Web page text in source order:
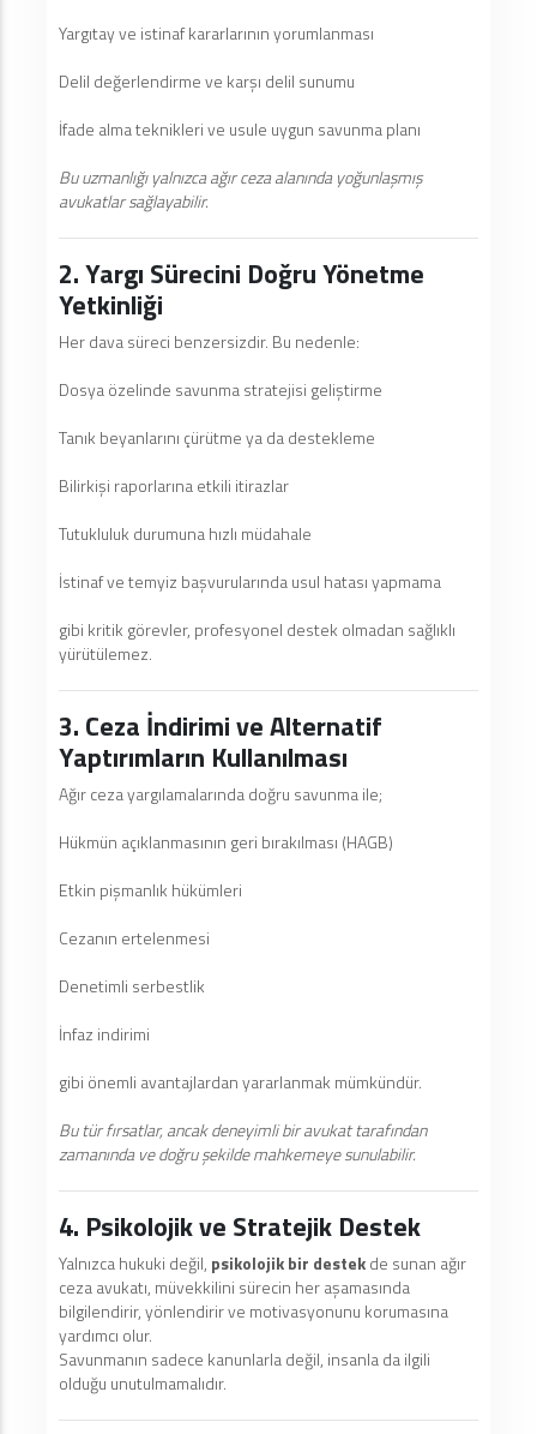
Yargıtay ve istinaf kararlarının yorumlanması
Delil değerlendirme ve karşı delil sunumu
İfade alma teknikleri ve usule uygun savunma planı
Bu uzmanlığı yalnızca ağır ceza alanında yoğunlaşmış
avukatlar sağlayabilir.
2. Yargı Sürecini Doğru Yönetme
Yetkinliği
Her dava süreci benzersizdir. Bu nedenle:
Dosya özelinde savunma stratejisi geliştirme
Tanık beyanlarını çürütme ya da destekleme
Bilirkişi raporlarına etkili itirazlar
Tutukluluk durumuna hızlı müdahale
İstinaf ve temyiz başvurularında usul hatası yapmama
gibi kritik görevler, profesyonel destek olmadan sağlıklı
yürütülemez.
3. Ceza İndirimi ve Alternatif
Yaptırımların Kullanılması
Ağır ceza yargılamalarında doğru savunma ile;
Hükmün açıklanmasının geri bırakılması (HAGB)
Etkin pişmanlık hükümleri
Cezanın ertelenmesi
Denetimli serbestlik
İnfaz indirimi
gibi önemli avantajlardan yararlanmak mümkündür.
Bu tür fırsatlar, ancak deneyimli bir avukat tarafından
zamanında ve doğru şekilde mahkemeye sunulabilir.
4. Psikolojik ve Stratejik Destek
Yalnızca hukuki değil, psikolojik bir destekde sunan ağır
ceza avukatı, müvekkilini sürecin her aşamasında
bilgilendirir, yönlendirir ve motivasyonunu korumasına
yardımcı olur.
Savunmanın sadece kanunlarla değil, insanla da ilgili
olduğu unutulmamalıdır.